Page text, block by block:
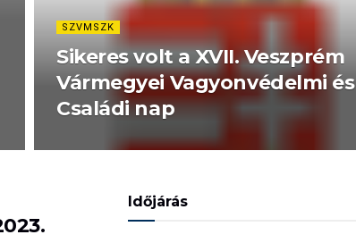
SZVMSZK
Sikeres volt a XVII. Veszprém
Vármegyei Vagyonvédelmi és
Családi nap
Időjárás